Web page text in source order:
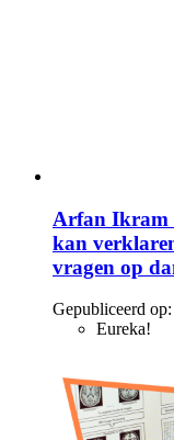
Arfan Ikram
kan
vragen op
Gepubliceerd op:
Eureka!